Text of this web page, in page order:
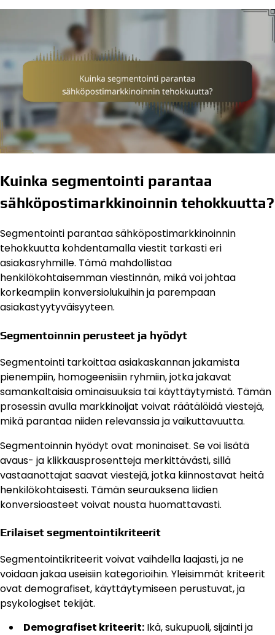
Kuinka segmentointi parantaa
sähköpostimarkkinoinnin tehokkuutta?
Segmentointi parantaa sähköpostimarkkinoinnin
tehokkuutta kohdentamalla viestit tarkasti eri
asiakasryhmille. Tämä mahdollistaa
henkilökohtaisemman viestinnän, mikä voi johtaa
korkeampiin konversiolukuihin ja parempaan
asiakastyytyväisyyteen.
Segmentoinnin perusteet ja hyödyt
Segmentointi tarkoittaa asiakaskannan jakamista
pienempiin, homogeenisiin ryhmiin, jotka jakavat
samankaltaisia ominaisuuksia tai käyttäytymistä. Tämän
prosessin avulla markkinoijat voivat räätälöidä viestejä,
mikä parantaa niiden relevanssia ja vaikuttavuutta.
Segmentoinnin hyödyt ovat moninaiset. Se voi lisätä
avaus- ja klikkausprosentteja merkittävästi, sillä
vastaanottajat saavat viestejä, jotka kiinnostavat heitä
henkilökohtaisesti. Tämän seurauksena liidien
konversioasteet voivat nousta huomattavasti.
Erilaiset segmentointikriteerit
Segmentointikriteerit voivat vaihdella laajasti, ja ne
voidaan jakaa useisiin kategorioihin. Yleisimmät kriteerit
ovat demografiset, käyttäytymiseen perustuvat, ja
psykologiset tekijät.
Demografiset kriteerit: Ikä, sukupuoli, sijainti ja